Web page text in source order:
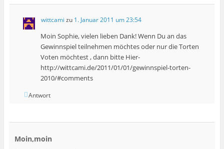
wittcami zu 1. Januar 2011 um 23:54
Moin Sophie, vielen lieben Dank! Wenn Du an das
Gewinnspiel teilnehmen möchtes oder nur die Torten
Voten möchtest , dann bitte Hier-
http://wittcami.de/2011/01/01/gewinnspiel-torten-
2010/#comments
Antwort
Moin,moin